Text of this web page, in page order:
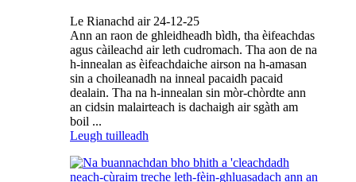
Le Rianachd air 24-12-25
Ann an raon de ghleidheadh ​​bìdh, tha èifeachdas
agus càileachd air leth cudromach. Tha aon de na
h-innealan as èifeachdaiche airson na h-amasan
sin a choileanadh na inneal pacaidh pacaid
dealain. Tha na h-innealan sin mòr-chòrdte ann
an cidsin malairteach is dachaigh air sgàth am
boil ...
Leugh tuilleadh